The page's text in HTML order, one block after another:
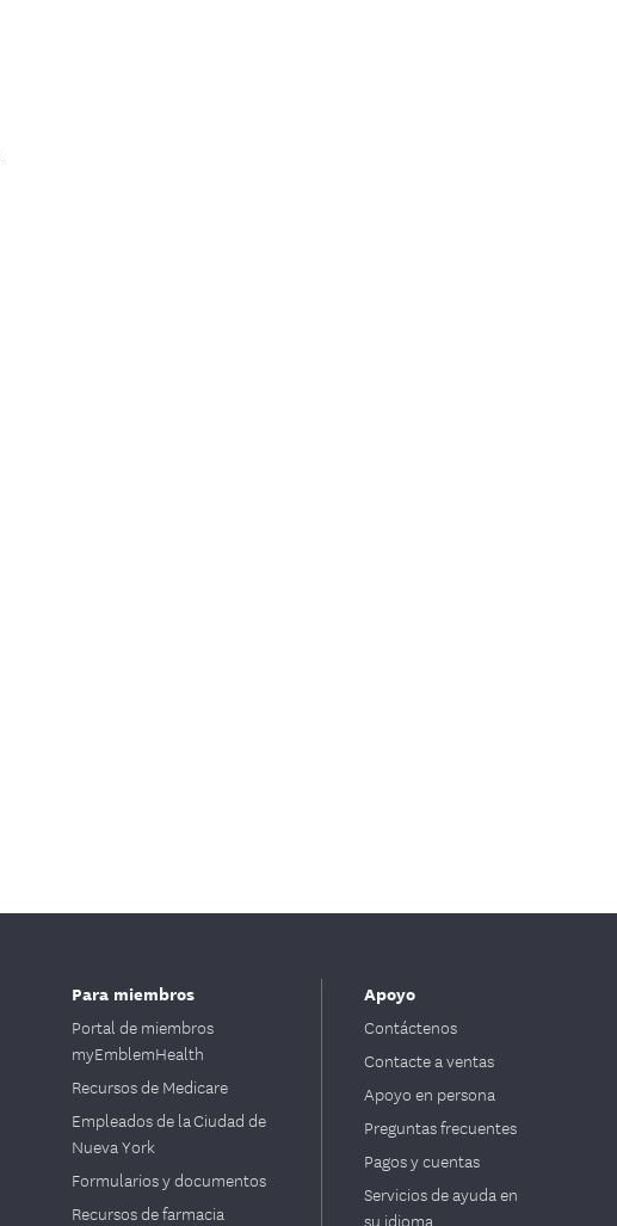
Para miembros
Portal de miembros
myEmblemHealth
Recursos de Medicare
Empleados de la Ciudad de
Nueva York
Formularios y documentos
Recursos de farmacia
Apoyo
Contáctenos
Contacte a ventas
Apoyo en persona
Preguntas frecuentes
Pagos y cuentas
Servicios de ayuda en
su idioma